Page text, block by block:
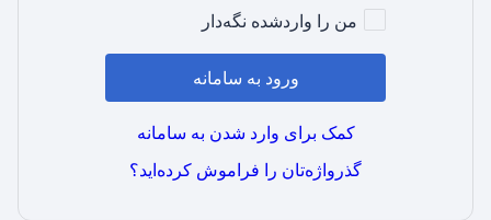
من را واردشده نگه‌دار
ورود به سامانه
کمک برای وارد شدن به سامانه
گذرواژه‌تان را فراموش کرده‌اید؟